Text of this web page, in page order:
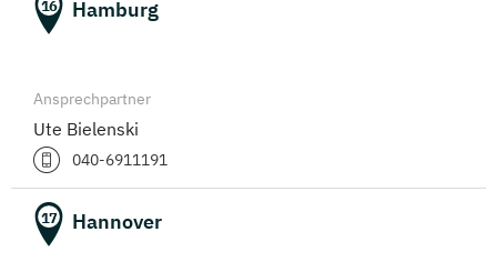
16 Hamburg
Ansprechpartner
Ute Bielenski
040-6911191
17 Hannover